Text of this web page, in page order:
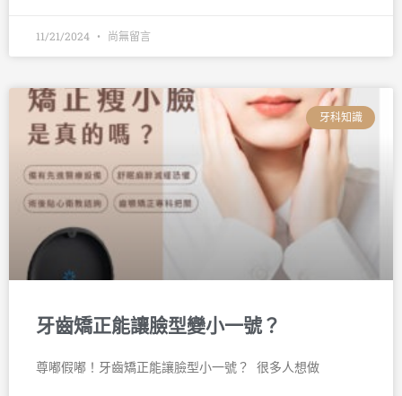
11/21/2024 尚無留言
牙科知識
牙齒矯正能讓臉型變小一號？
尊嘟假嘟！牙齒矯正能讓臉型小一號？ 󠀠 很多人想做